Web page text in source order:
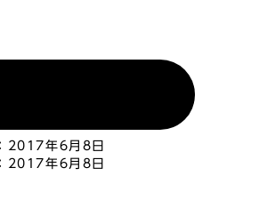
2017年6月8日
2017年6月8日